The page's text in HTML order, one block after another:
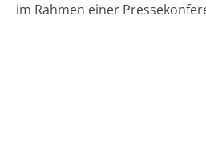
im Rahmen einer
Technologie erreichte bei